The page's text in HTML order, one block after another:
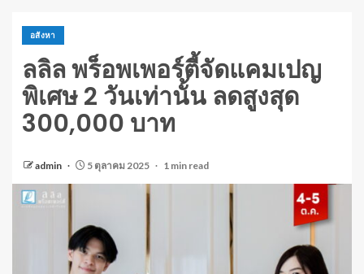
อสังหา
ลลิล พร็อพเพอร์ตี้จัดแคมเปญ
พิเศษ 2 วันเท่านั้น ลดสูงสุด
300,000 บาท
admin 5 ตุลาคม 2025 1 min read